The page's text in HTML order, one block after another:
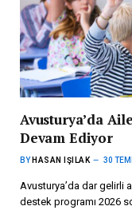
Avusturya’da
Devam Ediyor
BY HASAN IŞILAK 30
Avusturya’da dar gelirli
destek programı 2026